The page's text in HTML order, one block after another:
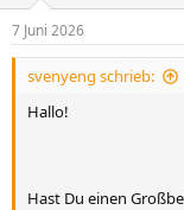
7 Juni 2026
svenyeng schrieb:
Hallo!
Hast Du einen